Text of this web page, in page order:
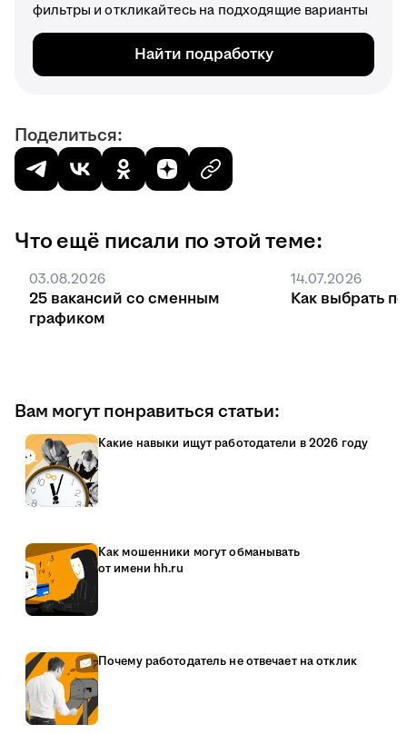
фильтры и откликайтесь на подходящие варианты
Найти подработку
Поделиться:
Что ещё писали по этой теме:
03.08.2026
25 вакансий со сменным
графиком
14.07.2026
Как выбрать
Вам могут понравиться статьи:
Какие навыки ищут работодатели в 2026 году
Как мошенники могут обманывать
от имени hh.ru
Почему работодатель не отвечает на отклик